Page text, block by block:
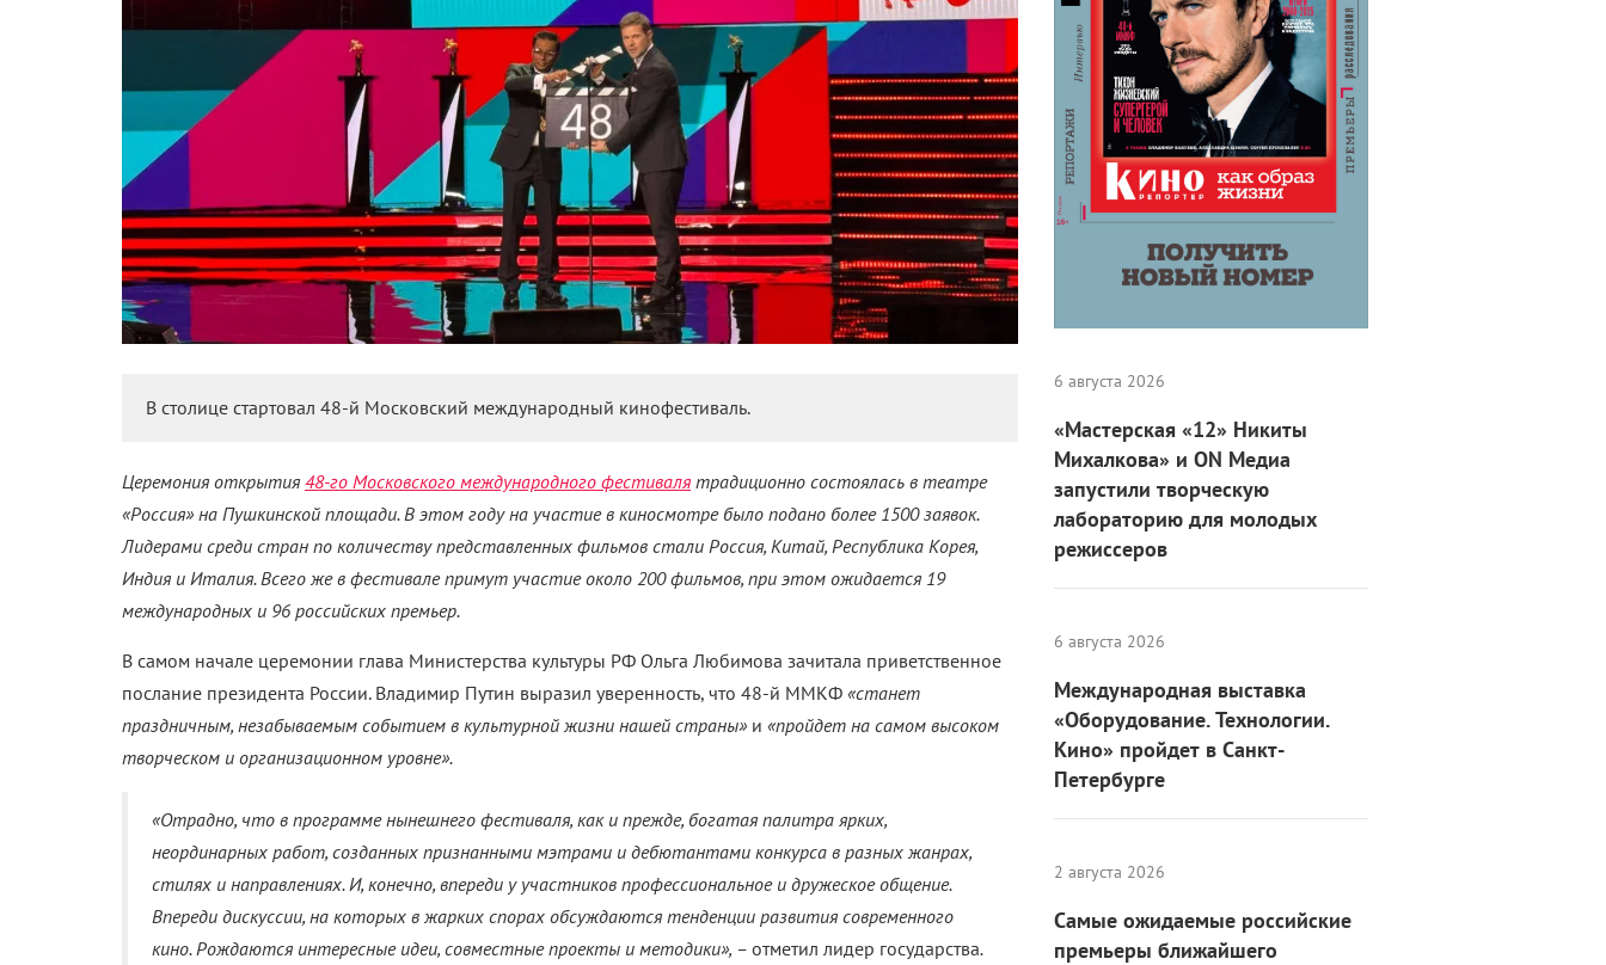
В столице стартовал 48-й Московский международный кинофестиваль.
Церемония открытия 48-го Московского международного фестивалятрадиционно состоялась в театре
«Россия» на Пушкинской площади. В этом году на участие в киносмотре было подано более 1500 заявок.
Лидерами среди стран по количеству представленных фильмов стали Россия, Китай, Республика Корея,
Индия и Италия. Всего же в фестивале примут участие около 200 фильмов, при этом ожидается 19
международных и 96 российских премьер.
В самом начале церемонии глава Министерства культуры РФ Ольга Любимова зачитала приветственное
послание президента России. Владимир Путин выразил уверенность, что 48-й ММКФ «станет
праздничным, незабываемым событием в культурной жизни нашей страны» и «пройдет на самом высоком
творческом и организационном уровне».
«Отрадно, что в программе нынешнего фестиваля, как и прежде, богатая палитра ярких,
неординарных работ, созданных признанными мэтрами и дебютантами конкурса в разных жанрах,
стилях и направлениях. И, конечно, впереди у участников профессиональное и дружеское общение.
Впереди дискуссии, на которых в жарких спорах обсуждаются тенденции развития современного
кино. Рождаются интересные идеи, совместные проекты и методики», – отметил лидер государства.
6 августа 2026
«Мастерская «12» Никиты
Михалкова» и ON Медиа
запустили творческую
лабораторию для молодых
режиссеров
6 августа 2026
Международная выставка
«Оборудование. Технологии.
Кино» пройдет в Санкт-
Петербурге
2 августа 2026
Самые ожидаемые российские
премьеры ближайшего